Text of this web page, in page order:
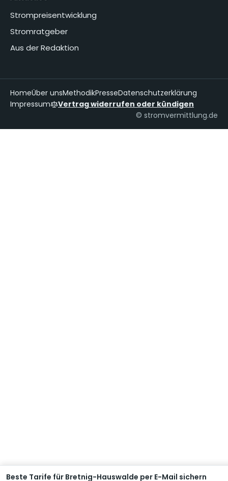
Strompreisentwicklung
Stromratgeber
Aus der Redaktion
HomeÜber unsMethodikPresseDatenschutzerklärung
Impressum
Vertrag widerrufen oder kündigen
© stromvermittlung.de
Beste Tarife für Bretnig-Hauswalde per E-Mail sichern